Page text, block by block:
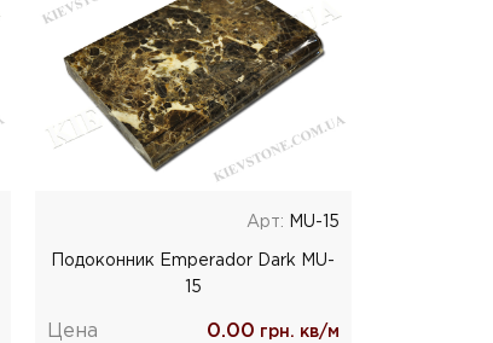
Арт: MU-15
Подоконник Emperador Dark MU-
15
Цена 0.00 грн. кв/м